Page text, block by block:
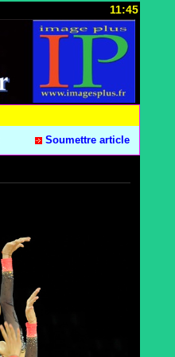
11:45
Soumettre article